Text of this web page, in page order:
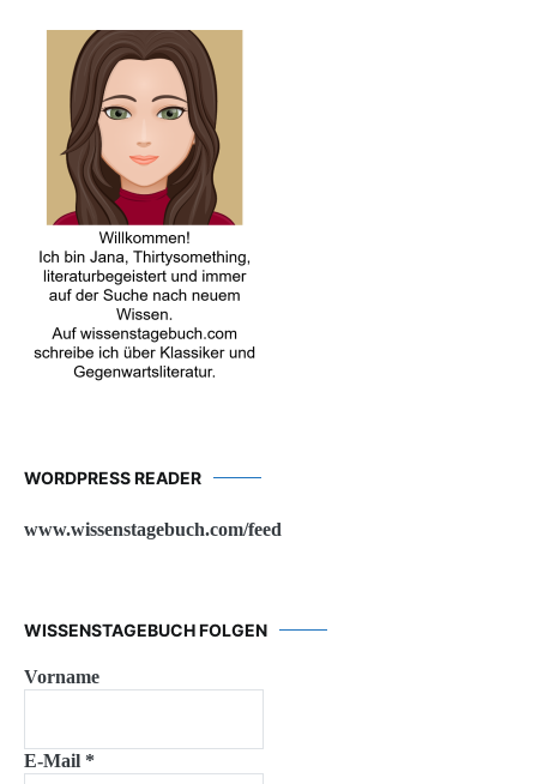
WORDPRESS READER
www.wissenstagebuch.com/feed
WISSENSTAGEBUCH FOLGEN
Vorname
E-Mail *